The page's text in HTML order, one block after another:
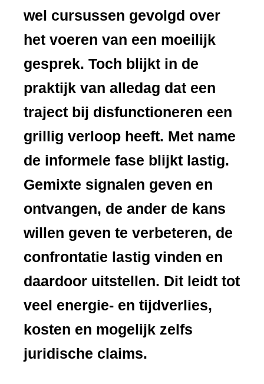
wel cursussen gevolgd over
het voeren van een moeilijk
gesprek. Toch blijkt in de
praktijk van alledag dat een
traject bij disfunctioneren een
grillig verloop heeft. Met name
de informele fase blijkt lastig.
Gemixte signalen geven en
ontvangen, de ander de kans
willen geven te verbeteren, de
confrontatie lastig vinden en
daardoor uitstellen. Dit leidt tot
veel energie- en tijdverlies,
kosten en mogelijk zelfs
juridische claims.